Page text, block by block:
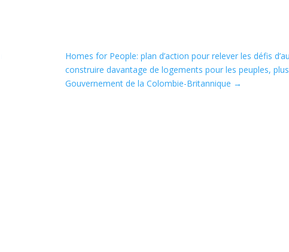
Homes for People: plan d’action pour relever les défis
construire davantage de logements pour les peuples,
Gouvernement de la Colombie-Britannique →